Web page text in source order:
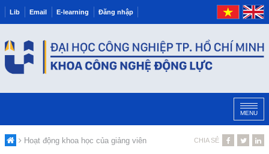
Lib Email E-learning Đăng nhập
MENU
Hoạt động khoa học của giảng viên CHIA SẺ